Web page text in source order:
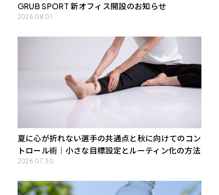
GRUB SPORT 新オフィス開設のお知らせ
2026.08.01
夏に心が折れない選手の共通点と秋に向けてのコン
トロール術｜小さな目標設定とルーティン化の方法
2026.07.30